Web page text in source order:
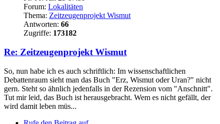
Forum: Lokalitäten
Thema: Zeitzeugenprojekt Wismut
Antworten: 66
Zugriffe: 173182
Re: Zeitzeugenprojekt Wismut
So, nun habe ich es auch schriftlich: Im wissenschaftlichen
Debattenraum sieht man das Buch "Erz, Wismut oder Uran?" nicht
gern. Steht so ähnlich jedenfalls in der Rezension vom "Anschnitt".
Tut mir leid, das Buch ist herausgebracht. Wem es nicht gefällt, der
wird damit leben müs...